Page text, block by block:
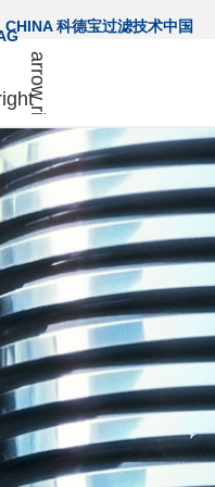
CHINA 科德宝过滤技术中国